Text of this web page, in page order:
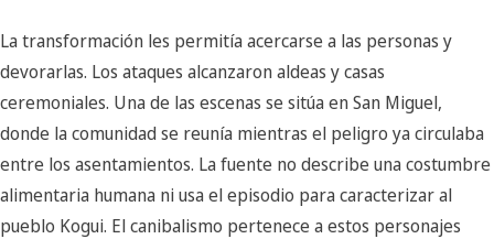
La transformación les permitía acercarse a las personas y
devorarlas. Los ataques alcanzaron aldeas y casas
ceremoniales. Una de las escenas se sitúa en San Miguel,
donde la comunidad se reunía mientras el peligro ya circulaba
entre los asentamientos. La fuente no describe una costumbre
alimentaria humana ni usa el episodio para caracterizar al
pueblo Kogui. El canibalismo pertenece a estos personajes